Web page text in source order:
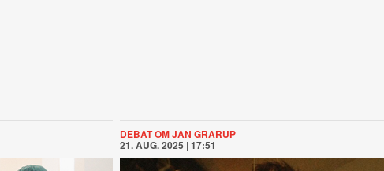
DEBAT OM JAN GRARUP
21. AUG. 2025 | 17:51